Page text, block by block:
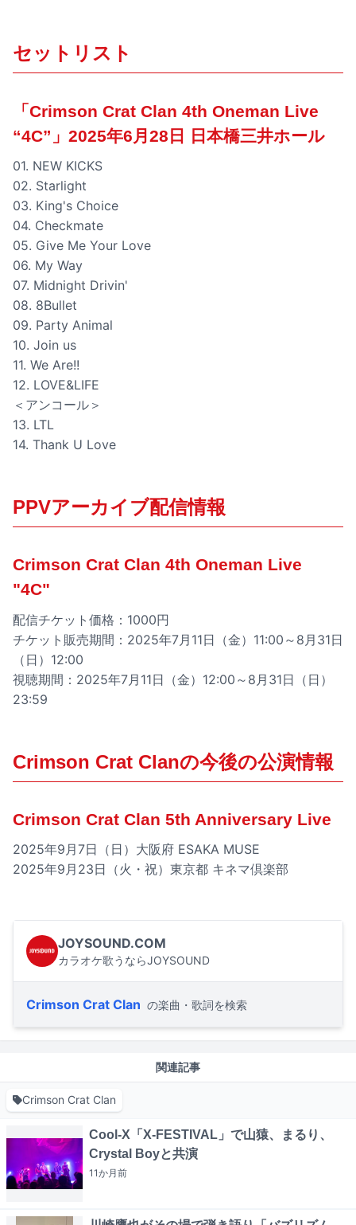
セットリスト
「Crimson Crat Clan 4th Oneman Live
“4C”」2025年6月28日 日本橋三井ホール
01. NEW KICKS
02. Starlight
03. King's Choice
04. Checkmate
05. Give Me Your Love
06. My Way
07. Midnight Drivin'
08. 8Bullet
09. Party Animal
10. Join us
11. We Are!!
12. LOVE&LIFE
＜アンコール＞
13. LTL
14. Thank U Love
PPVアーカイブ配信情報
Crimson Crat Clan 4th Oneman Live
"4C"
配信チケット価格：1000円
チケット販売期間：2025年7月11日（金）11:00～8月31日
（日）12:00
視聴期間：2025年7月11日（金）12:00～8月31日（日）
23:59
Crimson Crat Clanの今後の公演情報
Crimson Crat Clan 5th Anniversary Live
2025年9月7日（日）大阪府 ESAKA MUSE
2025年9月23日（火・祝）東京都 キネマ倶楽部
JOYSOUND.COM
カラオケ歌うならJOYSOUND
Crimson Crat Clan の楽曲・歌詞を検索
関連記事
Crimson Crat Clan
Cool-X「X-FESTIVAL」で山猿、まるり、
Crystal Boyと共演
11か月前